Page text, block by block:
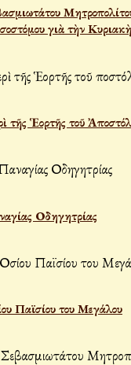
γιὰ τὴν
τῆς Ἑορτῆς τοῦ
Οδηγητρίας
Παϊσίου του Μεγάλου